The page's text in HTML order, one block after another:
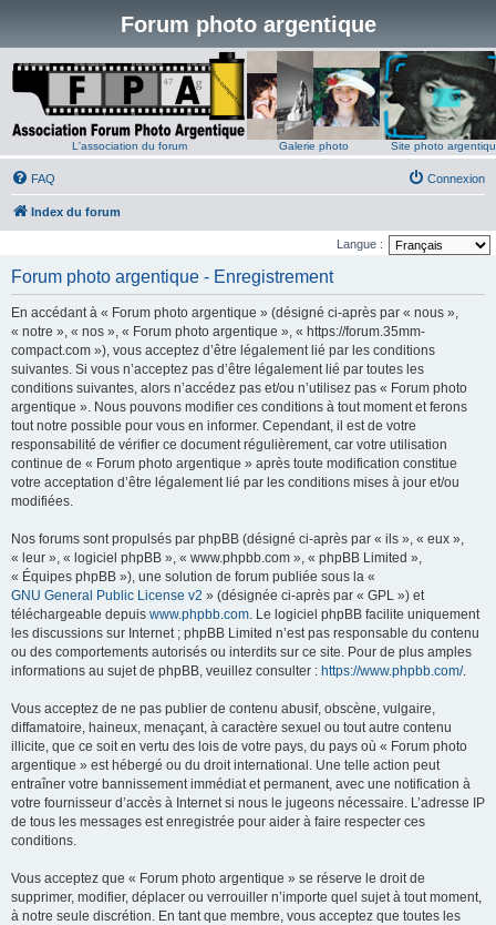
Forum photo argentique
L'association du forum Galerie photo Site photo
FAQ Connexion
Index du forum
Langue :
Forum photo argentique - Enregistrement
En accédant à « Forum photo argentique » (désigné ci-après par « nous »,
« notre », « nos », « Forum photo argentique », « https://forum.35mm-
compact.com »), vous acceptez d’être légalement lié par les conditions
suivantes. Si vous n’acceptez pas d’être légalement lié par toutes les
conditions suivantes, alors n’accédez pas et/ou n’utilisez pas « Forum photo
argentique ». Nous pouvons modifier ces conditions à tout moment et ferons
tout notre possible pour vous en informer. Cependant, il est de votre
responsabilité de vérifier ce document régulièrement, car votre utilisation
continue de « Forum photo argentique » après toute modification constitue
votre acceptation d’être légalement lié par les conditions mises à jour et/ou
modifiées.
Nos forums sont propulsés par phpBB (désigné ci-après par « ils », « eux »,
« leur », « logiciel phpBB », « www.phpbb.com », « phpBB Limited »,
« Équipes phpBB »), une solution de forum publiée sous la «
GNU General Public License v2 » (désignée ci-après par « GPL ») et
téléchargeable depuis www.phpbb.com. Le logiciel phpBB facilite uniquement
les discussions sur Internet ; phpBB Limited n’est pas responsable du contenu
ou des comportements autorisés ou interdits sur ce site. Pour de plus amples
informations au sujet de phpBB, veuillez consulter : https://www.phpbb.com/.
Vous acceptez de ne pas publier de contenu abusif, obscène, vulgaire,
diffamatoire, haineux, menaçant, à caractère sexuel ou tout autre contenu
illicite, que ce soit en vertu des lois de votre pays, du pays où « Forum photo
argentique » est hébergé ou du droit international. Une telle action peut
entraîner votre bannissement immédiat et permanent, avec une notification à
votre fournisseur d’accès à Internet si nous le jugeons nécessaire. L’adresse IP
de tous les messages est enregistrée pour aider à faire respecter ces
conditions.
Vous acceptez que « Forum photo argentique » se réserve le droit de
supprimer, modifier, déplacer ou verrouiller n’importe quel sujet à tout moment,
à notre seule discrétion. En tant que membre, vous acceptez que toutes les